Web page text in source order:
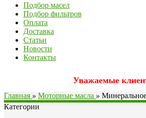
Подбор масел
Подбор фильтров
Оплата
Доставка
Статьи
Новости
Контакты
Уважаемые
Главная » Моторные масла »
Категории